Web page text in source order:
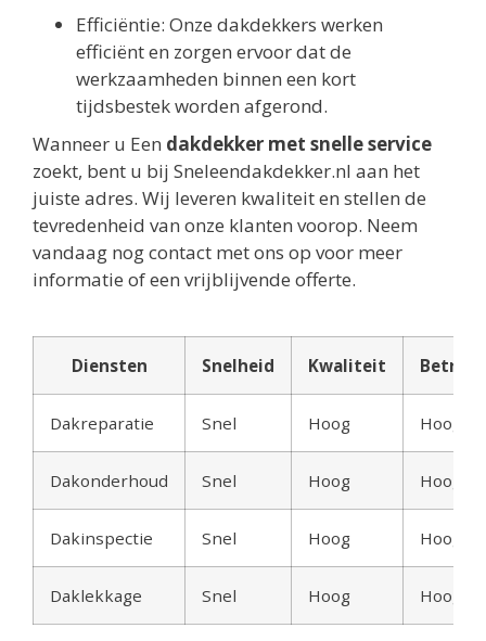
Efficiëntie: Onze dakdekkers werken
efficiënt en zorgen ervoor dat de
werkzaamheden binnen een kort
tijdsbestek worden afgerond.
Wanneer u Een dakdekker met snelle service
zoekt, bent u bij Sneleendakdekker.nl aan het
juiste adres. Wij leveren kwaliteit en stellen de
tevredenheid van onze klanten voorop. Neem
vandaag nog contact met ons op voor meer
informatie of een vrijblijvende offerte.
Diensten Snelheid Kwaliteit
Dakreparatie Snel Hoog Hoog
Dakonderhoud Snel Hoog Hoog
Dakinspectie Snel Hoog Hoog
Daklekkage Snel Hoog Hoog